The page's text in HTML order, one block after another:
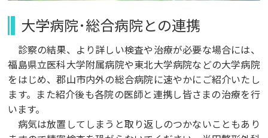
大学病院･総合病院との連携
診察の結果、より詳しい検査や治療が必要な場合には、
福島県立医科大学附属病院や東北大学病院などの大学病院
をはじめ、郡山市内外の総合病院に速やかにご紹介いたし
ます。また紹介後も各院の医師と連携し皆さまの治療を行
います。
病気は放置してしまうと取り返しのつかないこともあり